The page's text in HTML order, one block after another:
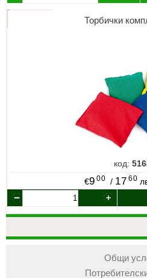
Торбички
код:
€9 00 / 17 60
Общи